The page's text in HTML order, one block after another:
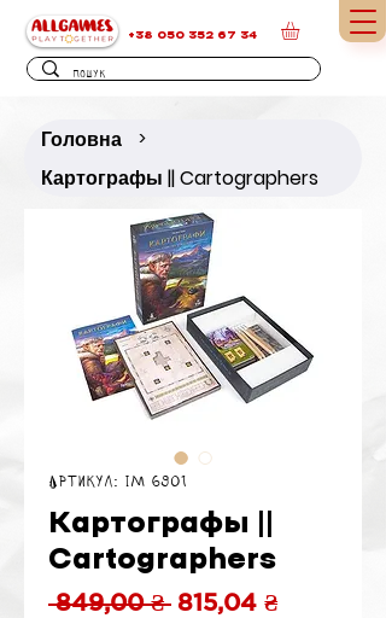
+38 050 352 67 34
Головна >
Картографы || Cartographers
Артикул: IM 6901
Картографы ||
Cartographers
849,00 ₴ Обычная
815,04 ₴Спеццена